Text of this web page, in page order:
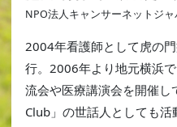
NPO法人キャンサーネットジ
2004年看護師として虎の
行。2006年より地元横浜
流会や医療講演会を開催し
Club」の世話人としても活